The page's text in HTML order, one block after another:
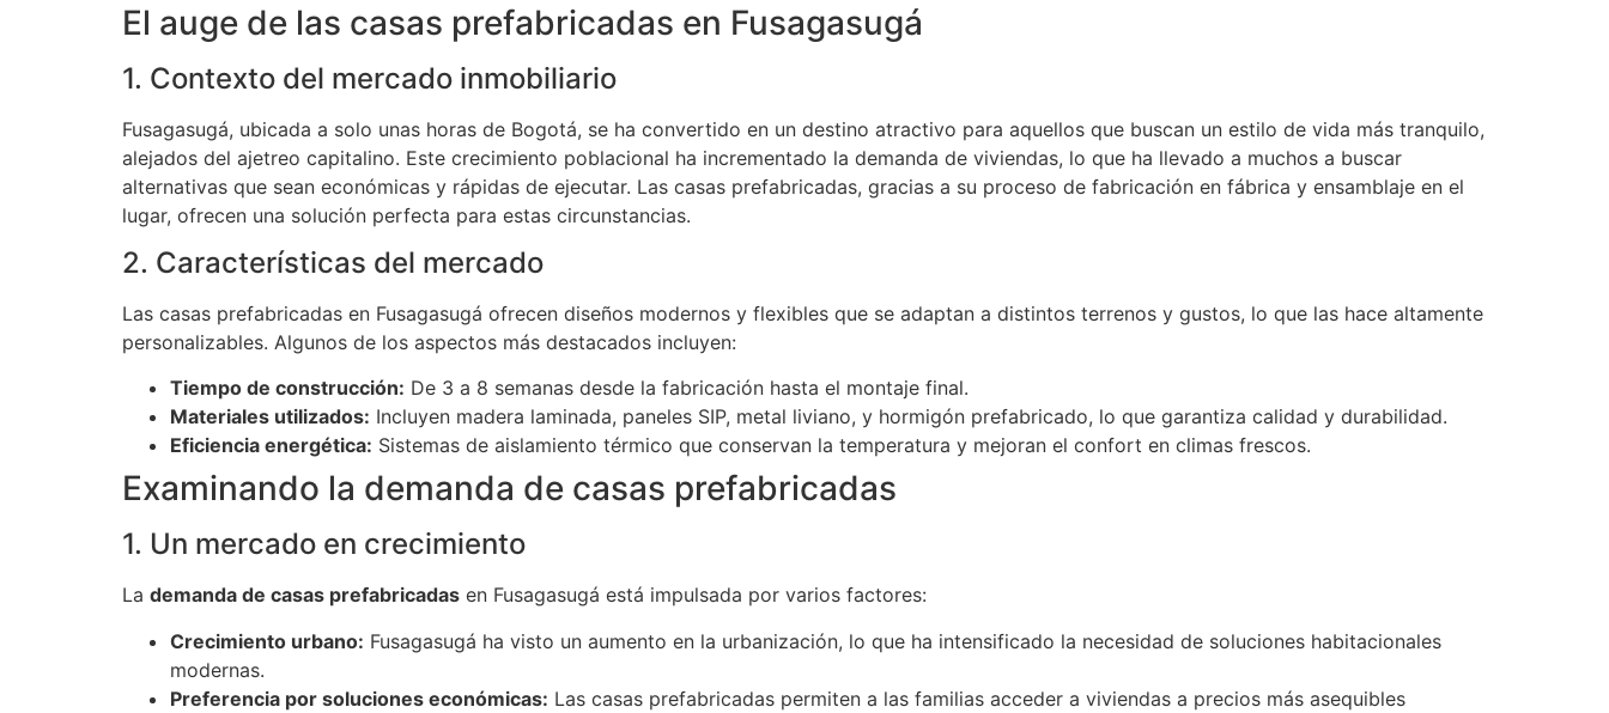
El auge de las casas prefabricadas en Fusagasugá
1. Contexto del mercado inmobiliario
Fusagasugá, ubicada a solo unas horas de Bogotá, se ha convertido en un destino atractivo para aquellos que buscan un estilo de vida más tranquilo,
alejados del ajetreo capitalino. Este crecimiento poblacional ha incrementado la demanda de viviendas, lo que ha llevado a muchos a buscar
alternativas que sean económicas y rápidas de ejecutar. Las casas prefabricadas, gracias a su proceso de fabricación en fábrica y ensamblaje en el
lugar, ofrecen una solución perfecta para estas circunstancias.
2. Características del mercado
Las casas prefabricadas en Fusagasugá ofrecen diseños modernos y flexibles que se adaptan a distintos terrenos y gustos, lo que las hace altamente
personalizables. Algunos de los aspectos más destacados incluyen:
Tiempo de construcción: De 3 a 8 semanas desde la fabricación hasta el montaje final.
Materiales utilizados: Incluyen madera laminada, paneles SIP, metal liviano, y hormigón prefabricado, lo que garantiza calidad y durabilidad.
Eficiencia energética: Sistemas de aislamiento térmico que conservan la temperatura y mejoran el confort en climas frescos.
Examinando la demanda de casas prefabricadas
1. Un mercado en crecimiento
La demanda de casas prefabricadas en Fusagasugá está impulsada por varios factores:
Crecimiento urbano: Fusagasugá ha visto un aumento en la urbanización, lo que ha intensificado la necesidad de soluciones habitacionales
modernas.
Preferencia por soluciones económicas: Las casas prefabricadas permiten a las familias acceder a viviendas a precios más asequibles